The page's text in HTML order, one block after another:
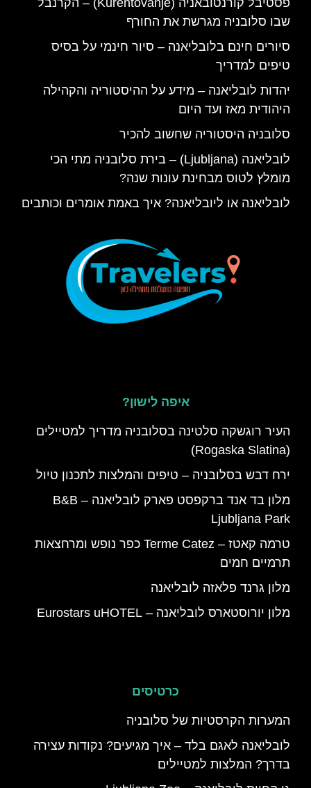
פסטיבל קורנטובאניה (Kurentovanje) – הקרנבל
שבו סלובניה מגרשת את החורף
סיורים חינם בלובליאנה – סיור חינמי על בסיס
טיפים למדריך
יהדות לובליאנה – מידע על ההיסטוריה והקהילה
היהודית מאז ועד היום
סלובניה היסטוריה שחשוב להכיר
לובליאנה (Ljubljana) – בירת סלובניה מתי הכי
מומלץ לטוס מבחינת עונות שנה?
לובליאנה או ליובליאנה? איך באמת אומרים וכותבים
איפה לישון?
העיר רוגשקה סלטינה בסלובניה מדריך למטיילים
(Rogaska Slatina)
ירח דבש בסלובניה – טיפים והמלצות לתכנון טיול
מלון בד אנד ברקפסט פארק לובליאנה – B&B
Ljubljana Park
טרמה קאטז – Terme Catez כפר נופש ומרחצאות
תרמיים חמים
מלון גרנד פלאזה לובליאנה
מלון יורוסטארס לובליאנה – Eurostars uHOTEL
כרטיסים
המערות הקרסטיות של סלובניה
לובליאנה לאגם בלד – איך מגיעים? נקודות עצירה
בדרך? המלצות למטיילים